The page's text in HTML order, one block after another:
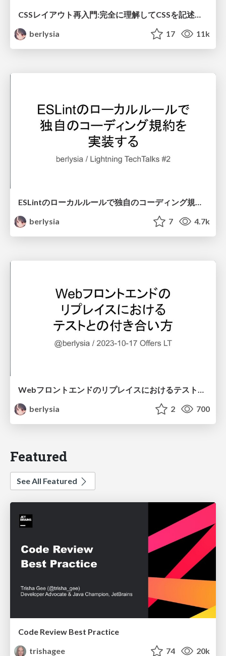
berlysia
17 11k
ESLintのローカルルールで独自のコーディング規約を実装する
berlysia
7 4.7k
Webフロントエンドのリプレイスにおけるテストとの付き合い方
berlysia
2 700
Featured
See All Featured
Code Review Best Practice
trishagee
74 20k